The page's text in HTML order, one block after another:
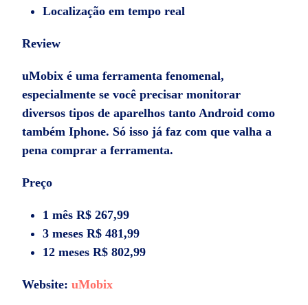
Localização em tempo real
Review
uMobix é uma ferramenta fenomenal,
especialmente se você precisar monitorar
diversos tipos de aparelhos tanto Android como
também Iphone. Só isso já faz com que valha a
pena comprar a ferramenta.
Preço
1 mês R$ 267,99
3 meses R$ 481,99
12 meses R$ 802,99
Website:uMobix